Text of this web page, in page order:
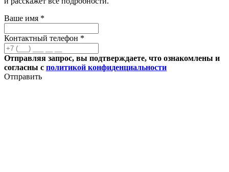
Ваше имя *
Контактный телефон *
Отправляя запрос, вы подтверждаете, что ознакомлены и
согласны с политикой конфиденциальности
Отправить